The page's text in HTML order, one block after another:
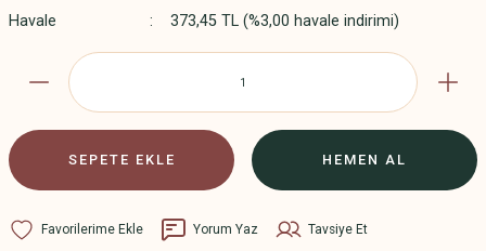
Havale 373,45 TL (%3,00 havale indirimi)
SEPETE EKLE HEMEN AL
Yorum Yaz Tavsiye Et